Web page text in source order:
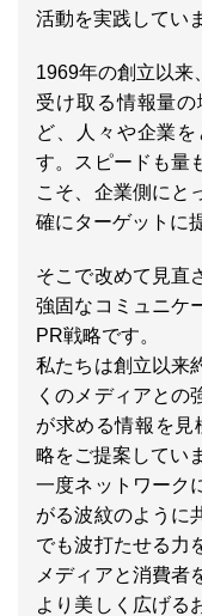
活動を実践してい
1969年の創立以来
受け取る情報量
ど、人々や企業
す。スピードも量
こそ、企業側にと
確にターゲットに
そこで改めて見直
強固なコミュニケ
PR戦略です。
私たちは創立以来
くのメディアとの
が求める情報を
略をご提案してい
一度ネットワーク
がる波紋のように
でも波打たせる力
メディアと消費者
より美しく広げる